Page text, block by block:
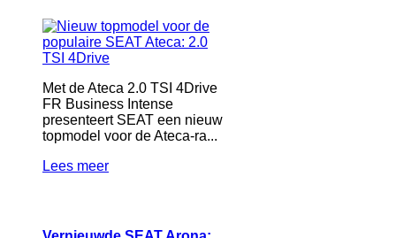
Met de Ateca 2.0 TSI 4Drive
FR Business Intense
presenteert SEAT een nieuw
topmodel voor de Ateca-ra...
Lees meer